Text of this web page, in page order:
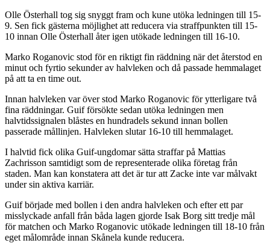
Olle Österhall tog sig snyggt fram och kune utöka ledningen till 15-
9. Sen fick gästerna möjlighet att reducera via straffpunkten till 15-
10 innan Olle Österhall åter igen utökade ledningen till 16-10.
Marko Roganovic stod för en riktigt fin räddning när det återstod en
minut och fyrtio sekunder av halvleken och då passade hemmalaget
på att ta en time out.
Innan halvleken var över stod Marko Roganovic för ytterligare två
fina räddningar. Guif försökte sedan utöka ledningen men
halvtidssignalen blåstes en hundradels sekund innan bollen
passerade mållinjen. Halvleken slutar 16-10 till hemmalaget.
I halvtid fick olika Guif-ungdomar sätta straffar på Mattias
Zachrisson samtidigt som de representerade olika företag från
staden. Man kan konstatera att det är tur att Zacke inte var målvakt
under sin aktiva karriär.
Guif började med bollen i den andra halvleken och efter ett par
misslyckade anfall från båda lagen gjorde Isak Borg sitt tredje mål
för matchen och Marko Roganovic utökade ledningen till 18-10 från
eget målområde innan Skånela kunde reducera.